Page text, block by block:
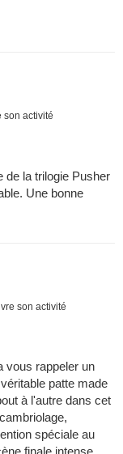
son activité
de la trilogie Pusher
Une bonne
son activité
vous rappeler un
patte made
à l'autre dans cet
spéciale au
finale intense.